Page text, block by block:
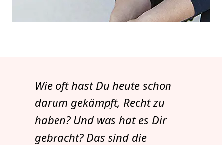
Wie oft hast Du heute schon
darum gekämpft, Recht zu
haben? Und was hat es Dir
gebracht? Das sind die